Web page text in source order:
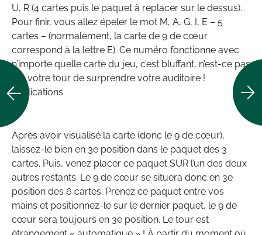
U, R (4 cartes puis le paquet à replacer sur le dessus).
Pour finir, vous allez épeler le mot M, A, G, I, E – 5
cartes – (normalement, la carte de 9 de cœur
correspond à la lettre E). Ce numéro fonctionne avec
n’importe quelle carte du jeu, c’est bluffant, n’est-ce pas
? À votre tour de surprendre votre auditoire !
Explications
Après avoir visualisé la carte (donc le 9 de cœur),
laissez-le bien en 3e position dans le paquet des 3
cartes. Puis, venez placer ce paquet SUR l’un des deux
autres restants. Le 9 de cœur se situera donc en 3e
position des 6 cartes. Prenez ce paquet entre vos
mains et positionnez-le sur le dernier paquet, le 9 de
cœur sera toujours en 3e position. Le tour est